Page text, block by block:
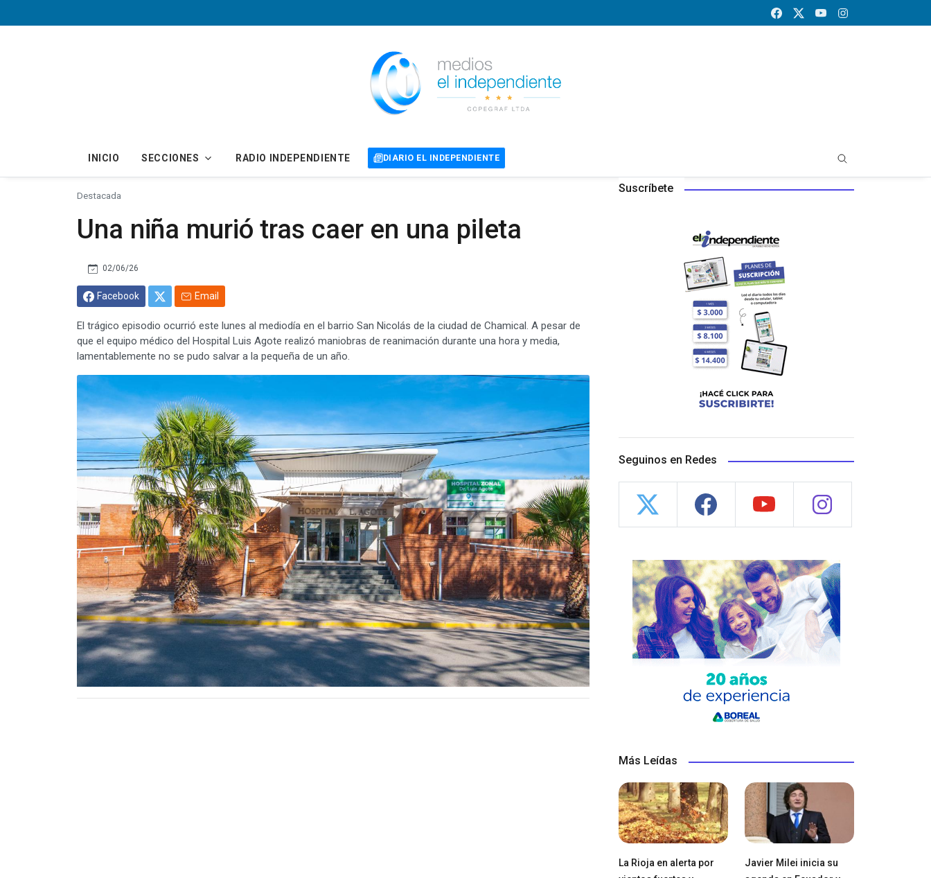
INICIO SECCIONES RADIO INDEPENDIENTE DIARIO EL INDEPENDIENTE
Destacada
Una niña murió tras caer en una pileta
02/06/26
Facebook Email
El trágico episodio ocurrió este lunes al mediodía en el barrio San Nicolás de la ciudad de Chamical. A pesar de
que el equipo médico del Hospital Luis Agote realizó maniobras de reanimación durante una hora y media,
lamentablemente no se pudo salvar a la pequeña de un año.
Suscríbete
Seguinos en Redes
Más Leídas
La Rioja en alerta por
Javier Milei inicia su